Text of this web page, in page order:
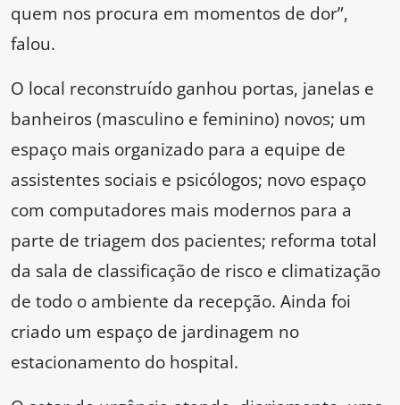
quem nos procura em momentos de dor”,
falou.
O local reconstruído ganhou portas, janelas e
banheiros (masculino e feminino) novos; um
espaço mais organizado para a equipe de
assistentes sociais e psicólogos; novo espaço
com computadores mais modernos para a
parte de triagem dos pacientes; reforma total
da sala de classificação de risco e climatização
de todo o ambiente da recepção. Ainda foi
criado um espaço de jardinagem no
estacionamento do hospital.